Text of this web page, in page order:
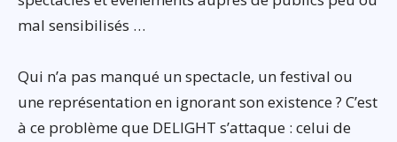
mal sensibilisés …
Qui n’a pas manqué un spectacle, un festival ou
une représentation en ignorant son existence ? C’est
à ce problème que DELIGHT s’attaque : celui de